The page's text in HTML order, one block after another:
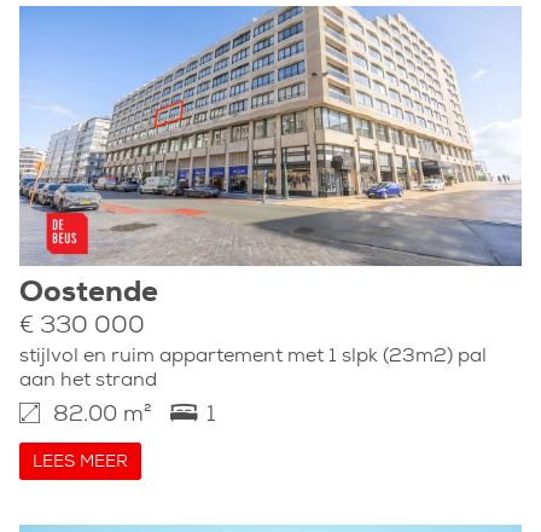
Oostende
€ 330 000
stijlvol en ruim appartement met 1 slpk (23m2) pal
aan het strand
82.00 m² 1
LEES MEER